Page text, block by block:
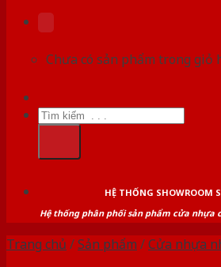
Chưa có sản phẩm trong giỏ
Tìm
kiếm:
HỆ THỐNG SHOWROOM
Hệ thống phân phối sản phẩm cửa nhựa
Trang chủ /Sản phẩm /Cửa nhựa